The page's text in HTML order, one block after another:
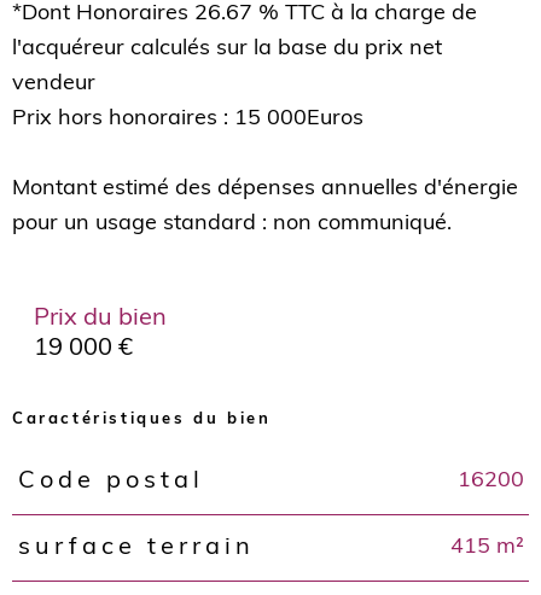
*Dont Honoraires 26.67 % TTC à la charge de
l'acquéreur calculés sur la base du prix net
vendeur
Prix hors honoraires : 15 000Euros
Montant estimé des dépenses annuelles d'énergie
Prix du bien
19 000 €
Caractéristiques du bien
Caractéristiques Valeurs
Code postal 16200
surface terrain 415 m²